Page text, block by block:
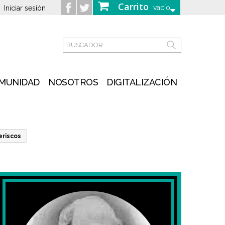
Carrito vacío
Iniciar sesión
NOSOTROS DIGITALIZACIÓN